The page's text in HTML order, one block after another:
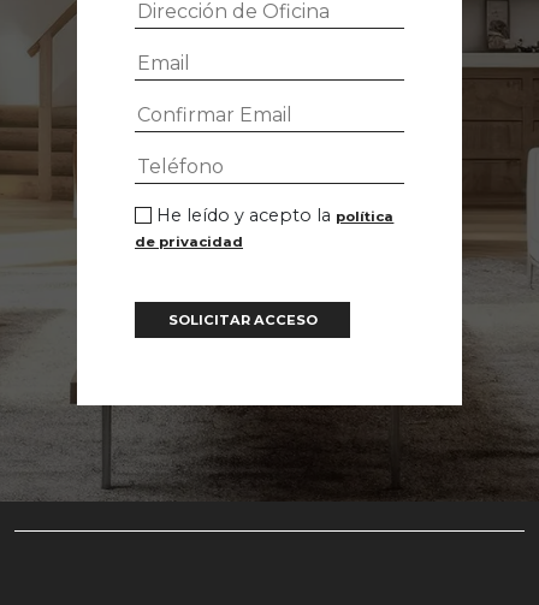
He leído y acepto la política
de privacidad